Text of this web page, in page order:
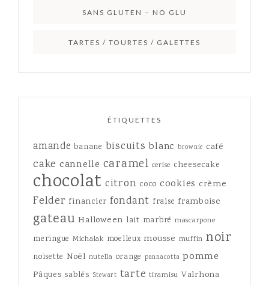
SANS GLUTEN – NO GLU
TARTES / TOURTES / GALETTES
ÉTIQUETTES
amande banane biscuits blanc brownie café
cake cannelle caramel cerise cheesecake
chocolat citron coco cookies crème
Felder financier fondant fraise framboise
gateau Halloween lait marbré mascarpone
meringue Michalak moelleux mousse muffin noir
noisette Noël nutella orange pannacotta pomme
Pâques sablés Stewart tarte tiramisu Valrhona